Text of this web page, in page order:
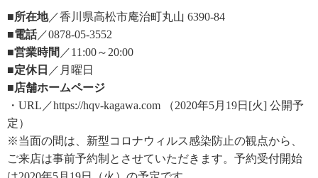
■所在地／香川県高松市庵治町丸山 6390-84
■電話／0878-05-3552
■営業時間 ／11:00～20:00
■定休日 ／月曜日
■店舗ホームページ
・URL／https://hqv-kagawa.com （2020年5月19日[火] 公開予
定）
※当面の間は、新型コロナウィルス感染防止の観点から、
ご来店は事前予約制とさせていただきます。予約受付開始